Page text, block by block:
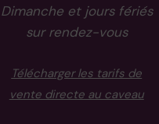
Dimanche et jours fériés
sur rendez-vous
Télécharger les tarifs de
vente directe au caveau